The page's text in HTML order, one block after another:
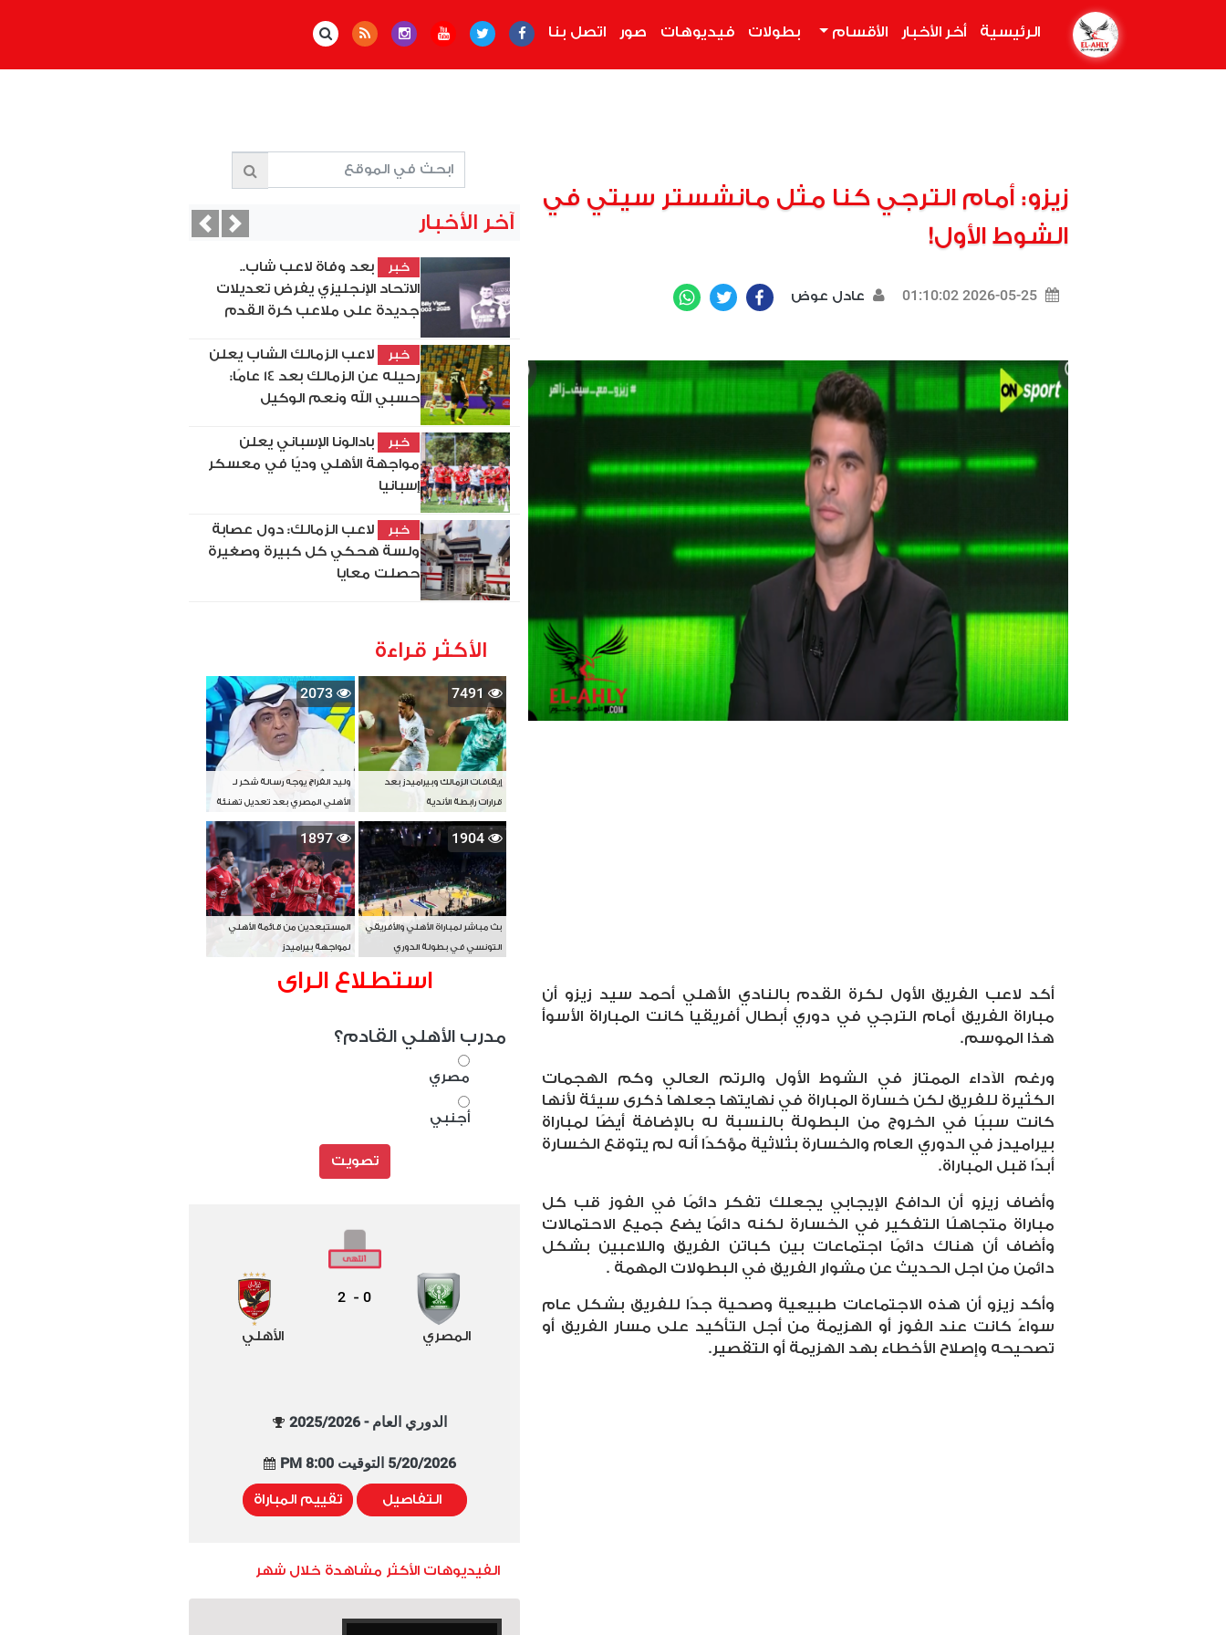
الرئيسية أخر الأخبار الأقسام بطولات فيديوهات صور اتصل بنا
زيزو: أمام الترجي كنا مثل مانشستر سيتي في
الشوط الأول!
2026-05-25 01:10:02 عادل عوض Facebook
Twitter
أكد لاعب الفريق الأول لكرة القدم بالنادي الأهلي أحمد سيد زيزو أن
مباراة الفريق أمام الترجي في دوري أبطال أفريقيا كانت المباراة الأسوأ
هذا الموسم.
ورغم الآداء الممتاز في الشوط الأول والرتم العالي وكم الهجمات
الكثيرة للفريق لكن خسارة المباراة في نهايتها جعلها ذكرى سيئة لأنها
كانت سببًا في الخروج من البطولة بالنسبة له بالإضافة أيضًا لمباراة
بيراميدز في الدوري العام والخسارة بثلاثية مؤكدًا أنه لم يتوقع الخسارة
أبدًا قبل المباراة.
وأضاف زيزو أن الدافع الإيجابي يجعلك تفكر دائمًا في الفوز قب كل
مباراة متجاهلًا التفكير في الخسارة لكنه دائمًا يضع جميع الاحتمالات
وأضاف أن هناك دائمًا اجتماعات بين كباتن الفريق واللاعبين بشكل
دائمن من اجل الحديث عن مشوار الفريق في البطولات المهمة .
وأكد زيزو أن هذه الاجتماعات طبيعية وصحية جدًا للفريق بشكل عام
سواءً كانت عند الفوز أو الهزيمة من أجل التأكيد على مسار الفريق أو
تصحيحه وإصلاح الأخطاء بهد الهزيمة أو التقصير.
آخر الأخبار
خبر
بعد وفاة لاعب شاب..
الاتحاد الإنجليزي يفرض تعديلات
جديدة على ملاعب كرة القدم
خبر
لاعب الزمالك الشاب يعلن
رحيله عن الزمالك بعد 14 عامًا:
حسبي الله ونعم الوكيل
خبر
بادالونا الإسباني يعلن
مواجهة الأهلي وديًا في معسكر
إسبانيا
خبر
لاعب الزمالك: دول عصابة
ولسة هحكي كل كبيرة وصغيرة
حصلت معايا
PreviousNext
الأكثر قراءة
7491
إيقافات الزمالك وبيراميدز بعد
قرارات رابطة الأندية
2073
وليد الفراج يوجه رسالة شكر لـ
الأهلي المصري بعد تعديل تهنئة
بطل آسيا
1904
بث مباشر لمباراة الأهلي والأفريقي
التونسي في بطولة الدوري
1897
المستبعدين من قائمة الأهلي
لمواجهة بيراميدز
استطلاع الراى
مدرب الأهلي القادم؟
مصري
أجنبي
تصويت
المصري
0
-
2
الأهلي
الدوري العام - 2025/2026
5/20/2026 التوقيت 8:00 PM
التفاصيل تقييم المباراة
الفيديوهات الأكثر مشاهدة خلال شهر